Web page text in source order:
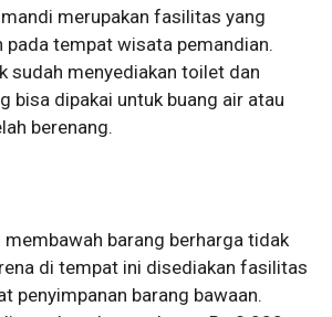
merupakan fasilitas yang
pada tempat wisata pemandian.
sudah menyediakan toilet dan
bisa dipakai untuk buang air atau
berenang.
membawah barang berharga tidak
di tempat ini disediakan fasilitas
penyimpanan barang bawaan.